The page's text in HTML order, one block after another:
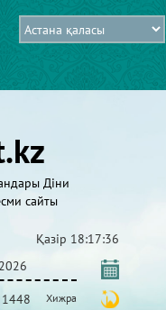
Діни
сайты
Қазір 18:17:37
Хижра